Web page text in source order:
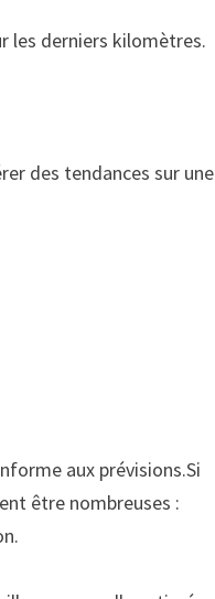
les derniers kilomètres.
des tendances sur une
aux prévisions.Si
être nombreuses :